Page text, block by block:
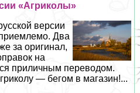
«Агриколы»
версии
Два
за оригинал,
на
приличным переводом.
— бегом в магазин!...